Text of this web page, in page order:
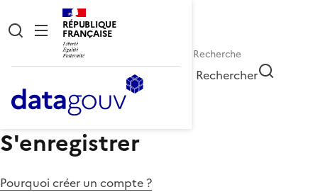
RÉPUBLIQUE
FRANÇAISE
Rechercher
S'enregistrer
Pourquoi créer un compte ?